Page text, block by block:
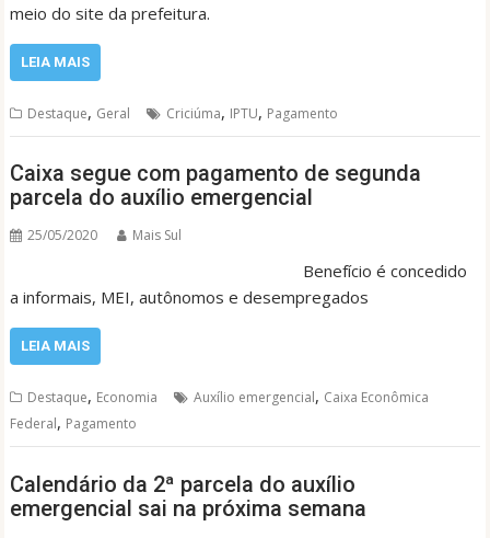
meio do site da prefeitura.
LEIA MAIS
Destaque, Geral Criciúma, IPTU, Pagamento
Caixa segue com pagamento de segunda
parcela do auxílio emergencial
25/05/2020 Mais Sul
Benefício é concedido
a informais, MEI, autônomos e desempregados
LEIA MAIS
Destaque, Economia Auxílio emergencial, Caixa Econômica
Federal, Pagamento
Calendário da 2ª parcela do auxílio
emergencial sai na próxima semana